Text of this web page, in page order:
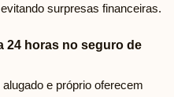
surpresas financeiras.
24 horas no seguro de
e próprio oferecem